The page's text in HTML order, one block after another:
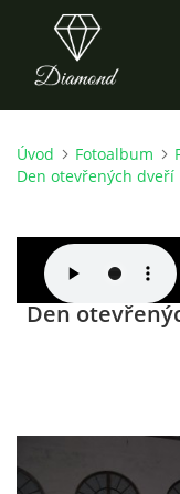
ÚVOD
O NÁS
Úvod Fotoalbum
Den otevřených
Den